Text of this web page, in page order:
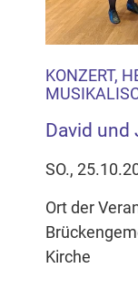
KONZERT,
David und
SO.,
Ort der
Kirche